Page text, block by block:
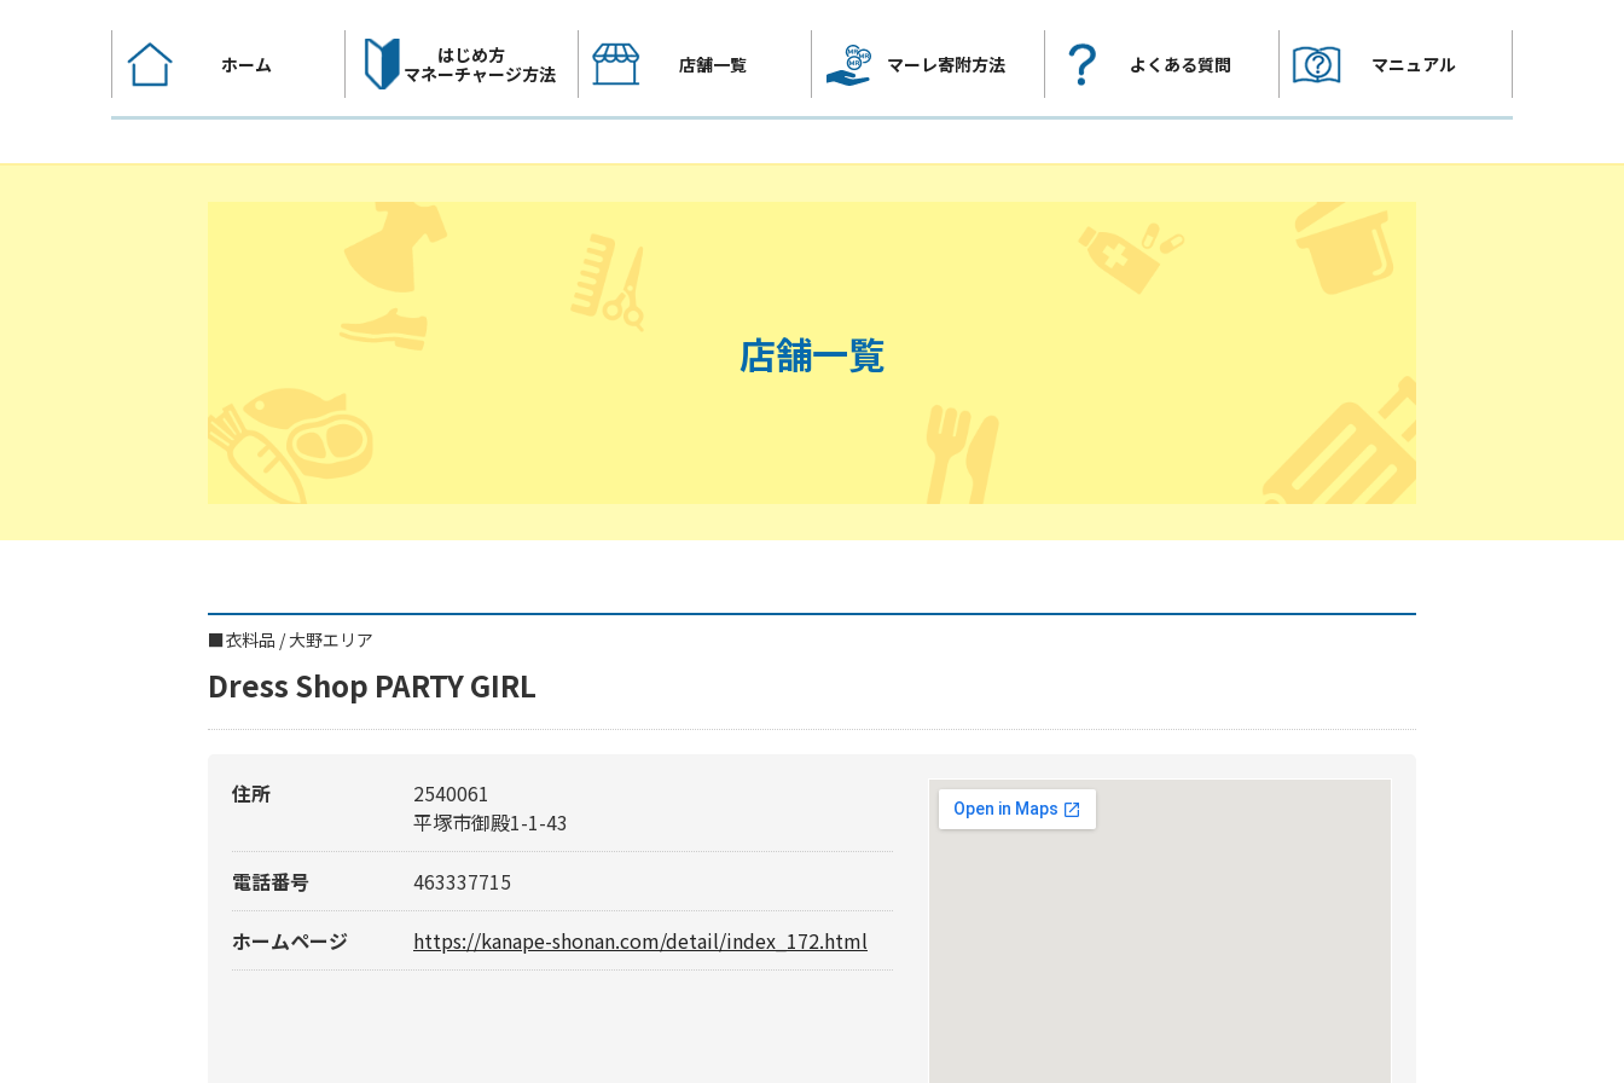
へ
ホーム
はじめ方
マネーチャージ方法
店舗一覧 マーレ寄附方法 よくある質問 マニュアル
店舗一覧
■衣料品 /大野エリア
Dress Shop PARTY GIRL
住所
2540061
平塚市御殿1-1-43
電話番号 463337715
ホームページ https://kanape-shonan.com/detail/index_172.html